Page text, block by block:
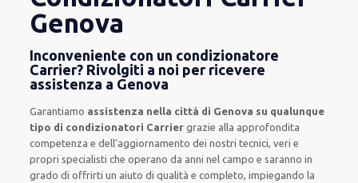
Genova
Inconveniente con un condizionatore
Carrier? Rivolgiti a noi per ricevere
assistenza a Genova
Garantiamo assistenza nella città di Genova su qualunque
tipo di condizionatori Carrier grazie alla approfondita
competenza e dell’aggiornamento dei nostri tecnici, veri e
propri specialisti che operano da anni nel campo e saranno in
grado di offrirti un aiuto di qualità e completo, impiegando la